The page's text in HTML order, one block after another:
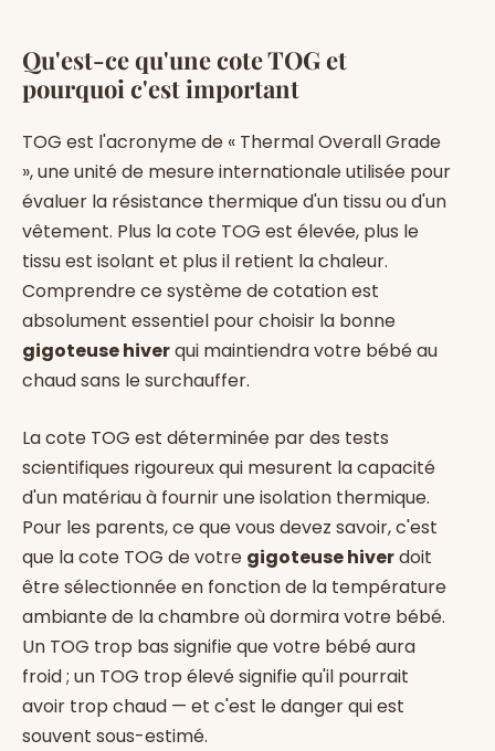
Qu'est-ce qu'une cote TOG et
pourquoi c'est important
TOG est l'acronyme de « Thermal Overall Grade
», une unité de mesure internationale utilisée pour
évaluer la résistance thermique d'un tissu ou d'un
vêtement. Plus la cote TOG est élevée, plus le
tissu est isolant et plus il retient la chaleur.
Comprendre ce système de cotation est
absolument essentiel pour choisir la bonne
gigoteuse hiverqui maintiendra votre bébé au
chaud sans le surchauffer.
La cote TOG est déterminée par des tests
scientifiques rigoureux qui mesurent la capacité
d'un matériau à fournir une isolation thermique.
Pour les parents, ce que vous devez savoir, c'est
que la cote TOG de votre gigoteuse hiverdoit
être sélectionnée en fonction de la température
ambiante de la chambre où dormira votre bébé.
Un TOG trop bas signifie que votre bébé aura
froid ; un TOG trop élevé signifie qu'il pourrait
avoir trop chaud — et c'est le danger qui est
souvent sous-estimé.